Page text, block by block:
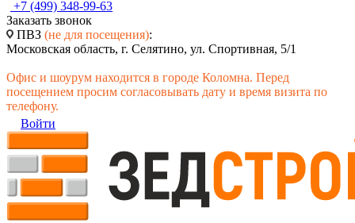
+7 (499) 348-99-63
Заказать звонок
ПВЗ (не для посещения):
Московская область, г. Селятино, ул. Спортивная, 5/1
Офис и шоурум находится в городе Коломна. Перед
посещением просим согласовывать дату и время визита по
телефону.
Войти